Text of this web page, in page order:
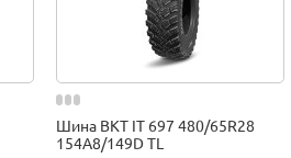
Шина BKT IT 697 480/65R28
154A8/149D TL